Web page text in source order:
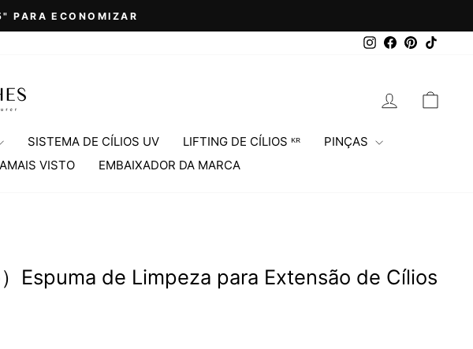
PARA ECONOMIZAR
Instagram
Facebook
Pinterest
ENTRAR
SISTEMA DE CÍLIOS UV LIFTING DE CÍLIOS ᴷᴿ
PINÇAS
VISTO EMBAIXADOR DA MARCA
）Espuma de Limpeza para Extensão de Cílios